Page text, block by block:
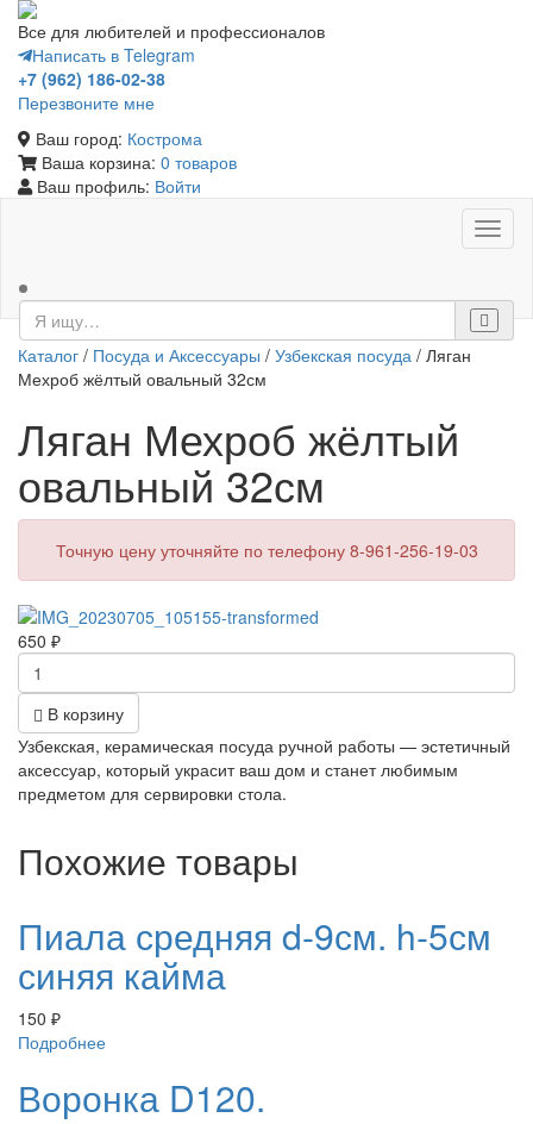
Все для любителей и профессионалов
Написать в Telegram
+7 (962) 186-02-38
Перезвоните мне
Ваш город: Кострома
Ваша корзина: 0 товаров
Ваш профиль: Войти
Каталог / Посуда и Аксессуары / Узбекская посуда / Ляган
Мехроб жёлтый овальный 32см
Ляган Мехроб жёлтый
овальный 32см
Точную цену уточняйте по телефону 8-961-256-19-03
650 ₽
В корзину
Узбекская, керамическая посуда ручной работы — эстетичный
аксессуар, который украсит ваш дом и станет любимым
предметом для сервировки стола.
Похожие товары
Пиала средняя d-9см. h-5см
синяя кайма
150 ₽
Подробнее
Воронка D120.